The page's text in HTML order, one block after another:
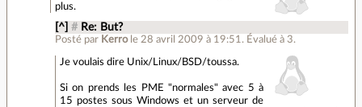
plus.
[^] # Re: But?
Posté par Kerro le 28 avril 2009 à 19:51 . Évalué à 3.
Je voulais dire Unix/Linux/BSD/toussa.
Si on prends les PME "normales" avec 5 à
15 postes sous Windows et un serveur de